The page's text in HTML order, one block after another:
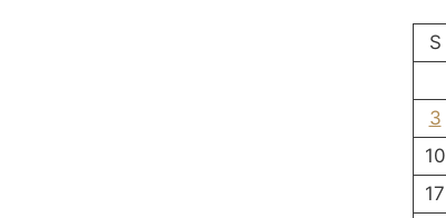
S
3
10
17